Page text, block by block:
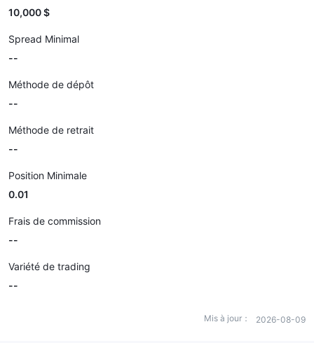
10,000 $
Spread Minimal
--
Méthode de dépôt
--
Méthode de retrait
--
Position Minimale
0.01
Frais de commission
--
Variété de trading
--
Mis à jour： 2026-08-09